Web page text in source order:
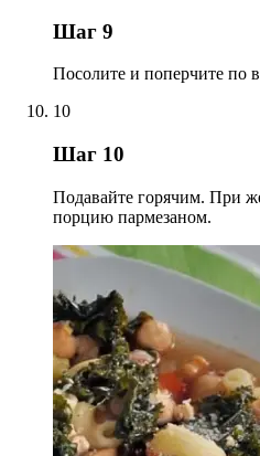
Шаг 9
Посолите и поперчите по
10
Шаг 10
Подавайте горячим. При
порцию пармезаном.